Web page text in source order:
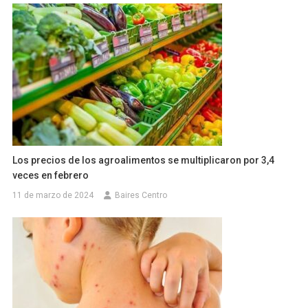
Los precios de los agroalimentos se multiplicaron por 3,4
veces en febrero
11 de marzo de 2024 Baires Centro